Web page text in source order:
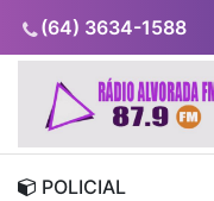
(64) 3634-1588
POLICIAL